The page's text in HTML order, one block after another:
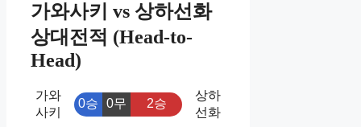
가와사키 vs 상하선화
상대전적 (Head-to-
Head)
가와
사키
0승 0무 2승
상하
선화